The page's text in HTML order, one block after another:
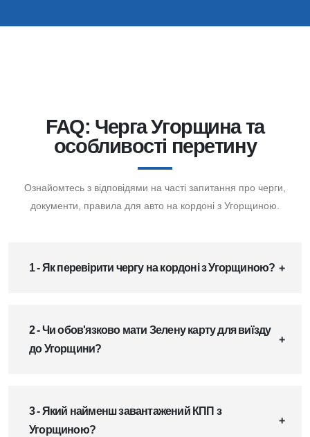
FAQ: Черга Угорщина та
особливості перетину
Ознайомтесь з відповідями на часті запитання про черги,
документи, правила для авто на кордоні з Угорщиною.
1 - Як перевірити чергу на кордоні з Угорщиною?
2 - Чи обов'язково мати Зелену карту для виїзду
до Угорщини?
3 - Який найменш завантажений КПП з
Угорщиною?